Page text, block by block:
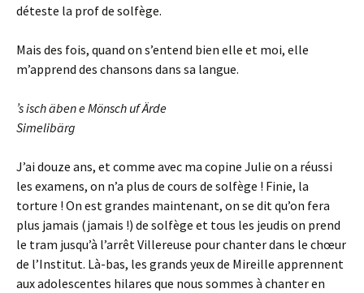
déteste la prof de solfège.
Mais des fois, quand on s’entend bien elle et moi, elle
m’apprend des chansons dans sa langue.
’s isch äben e Mönsch uf Ärde
Simelibärg
J’ai douze ans, et comme avec ma copine Julie on a réussi
les examens, on n’a plus de cours de solfège ! Finie, la
torture ! On est grandes maintenant, on se dit qu’on fera
plus jamais (jamais !) de solfège et tous les jeudis on prend
le tram jusqu’à l’arrêt Villereuse pour chanter dans le chœur
de l’Institut. Là-bas, les grands yeux de Mireille apprennent
aux adolescentes hilares que nous sommes à chanter en